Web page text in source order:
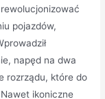
pojazdów,
napęd na dwa
rozrządu, które do
ikoniczne